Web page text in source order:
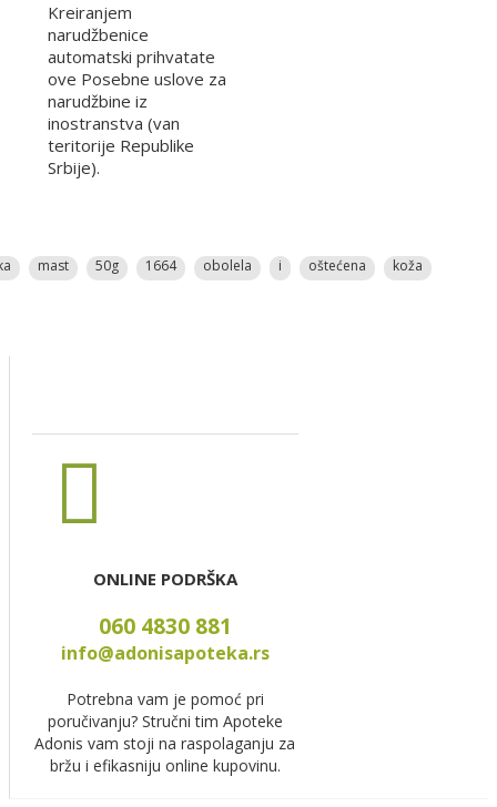
Kreiranjem
narudžbenice
automatski prihvatate
ove Posebne uslove za
narudžbine iz
inostranstva (van
teritorije Republike
Srbije).
mast 50g 1664 obolela i oštećena koža
ONLINE PODRŠKA
060 4830 881
info@adonisapoteka.rs
Potrebna vam je pomoć pri
poručivanju? Stručni tim Apoteke
Adonis vam stoji na raspolaganju za
bržu i efikasniju online kupovinu.